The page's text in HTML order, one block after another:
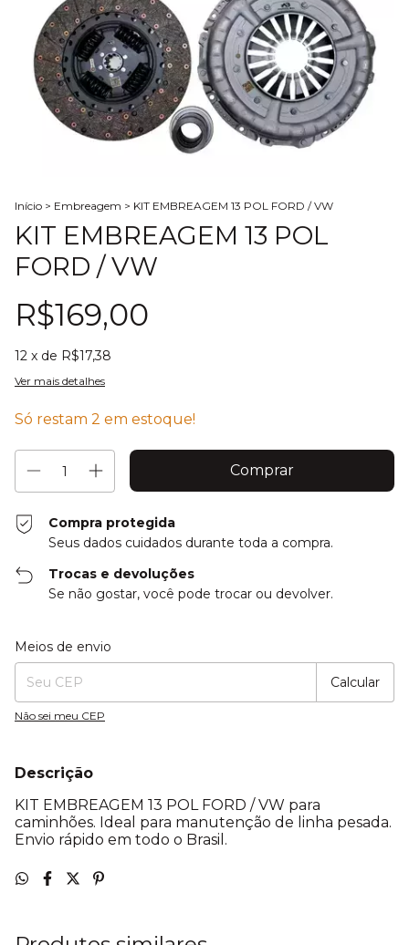
Início > Embreagem > KIT EMBREAGEM 13 POL FORD / VW
KIT EMBREAGEM 13 POL
FORD / VW
R$169,00
12 x de R$17,38
Ver mais detalhes
Só restam 2 em estoque!
Compra protegida
Seus dados cuidados durante toda a compra.
Trocas e devoluções
Se não gostar, você pode trocar ou devolver.
Entregas para o CEP:
Meios de envio
Calcular
Não sei meu CEP
Descrição
KIT EMBREAGEM 13 POL FORD / VW para
caminhões. Ideal para manutenção de linha pesada.
Envio rápido em todo o Brasil.